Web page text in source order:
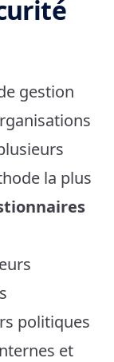
gestion
la plus
politiques
et